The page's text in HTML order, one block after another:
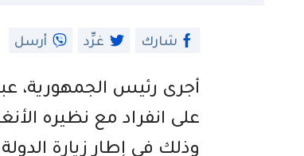
شارك غرِّد أرسل
أجرى رئيس الجمهورية،
على انفراد مع نظيره
وذلك في إطار زيارة الدولة